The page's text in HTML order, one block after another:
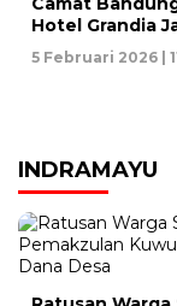
Hotel Grandia
5 Februari 2026 |
INDRAMAYU